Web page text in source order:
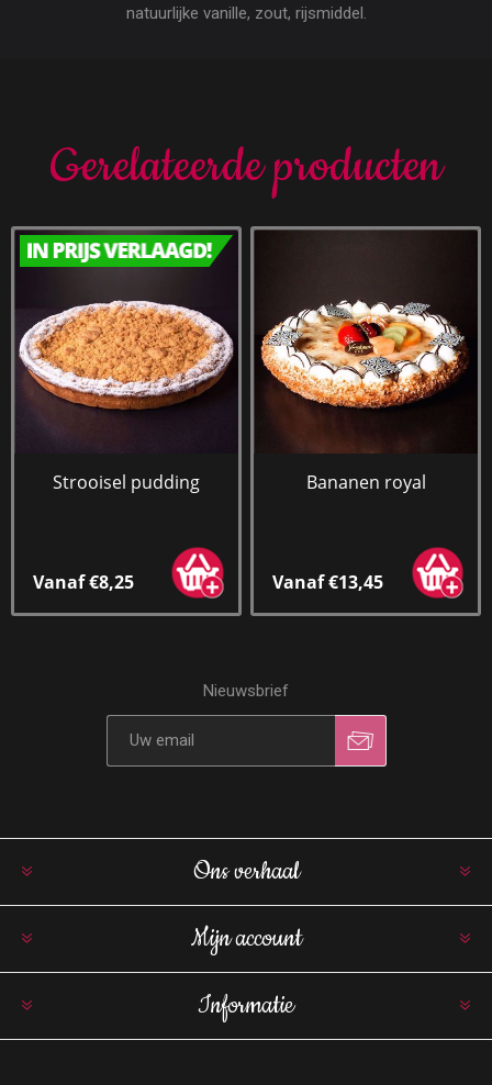
natuurlijke vanille, zout, rijsmiddel.
Gerelateerde producten
Strooisel pudding
Vanaf €8,25
Bananen royal
Vanaf €13,45
Nieuwsbrief
Ons verhaal
Mijn account
Informatie